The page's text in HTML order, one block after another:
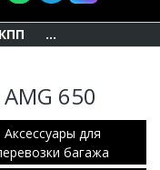
...
650
Аксессуары для
багажа